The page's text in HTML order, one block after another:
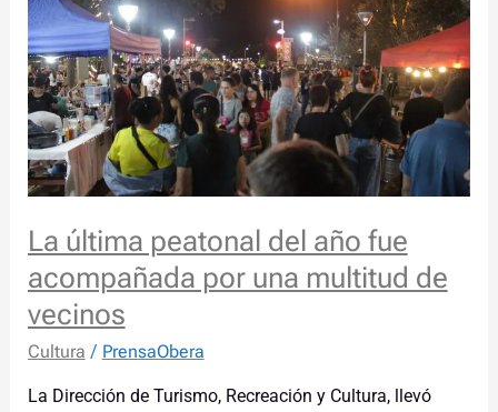
La última peatonal del año fue
acompañada por una multitud de
vecinos
Cultura / PrensaObera
La Dirección de Turismo, Recreación y Cultura, llevó
peatonal
del
año
fue
acompañada
por
una
de